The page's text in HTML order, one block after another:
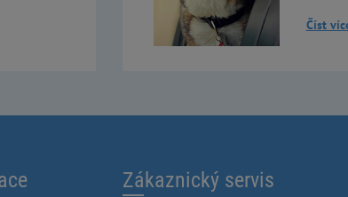
Číst
Zákaznický servis